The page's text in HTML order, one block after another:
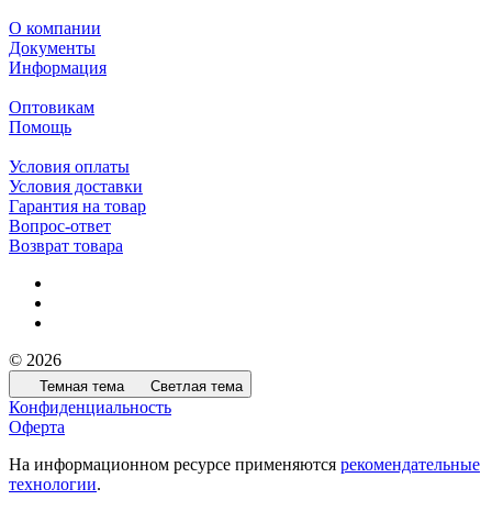
О компании
Документы
Информация
Оптовикам
Помощь
Условия оплаты
Условия доставки
Гарантия на товар
Вопрос-ответ
Возврат товара
© 2026
Темная тема Светлая тема
Конфиденциальность
Оферта
На информационном ресурсе применяются рекомендательные
технологии.